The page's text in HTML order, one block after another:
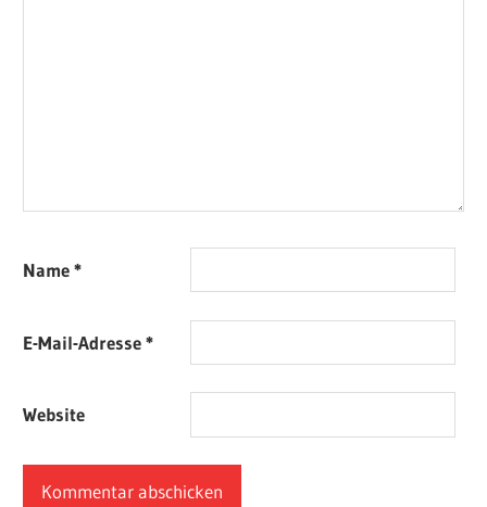
Name*
E-Mail-Adresse*
Website